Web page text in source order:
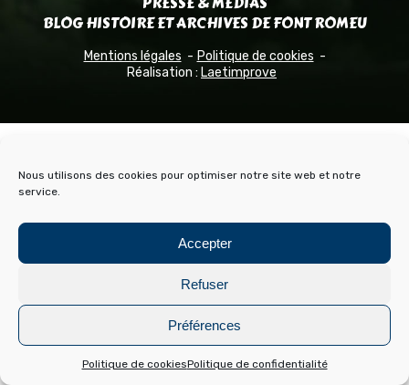
Nous utilisons des cookies pour optimiser notre site web et notre
service.
Accepter
Refuser
Préférences
Politique de cookiesPolitique de confidentialité
BLOG HISTOIRE ET ARCHIVES DE FONT ROMEU
Mentions légales
Politique de cookies
Réalisation : Laetimprove